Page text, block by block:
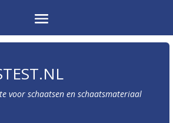
voor schaatsen en schaatsmateriaal